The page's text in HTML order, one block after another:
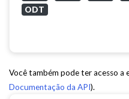
ODT
Você também pode ter acesso a
Documentação da API).